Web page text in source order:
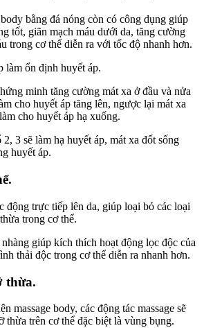
bằng đá nóng còn có công dụng giúp
tốt, giãn mạch máu dưới da, tăng cường
trong cơ thể diễn ra với tốc độ nhanh hơn.
làm ổn định huyết áp.
minh tăng cường mát xa ở đầu và nửa
cho huyết áp tăng lên, ngược lại mát xa
cho huyết áp hạ xuống.
3 sẽ làm hạ huyết áp, mát xa đốt sống
huyết áp.
động trực tiếp lên da, giúp loại bỏ các loại
trong cơ thể.
nhàng giúp kích thích hoạt động lọc độc của
thải độc trong cơ thể diễn ra nhanh hơn.
thừa.
massage body, các động tác massage sẽ
thừa trên cơ thể đặc biệt là vùng bụng.